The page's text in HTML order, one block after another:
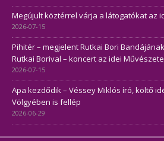
Megújult köztérrel várja a látogatókat az
2026-07-15
Pihitér – megjelent Rutkai Bori
Rutkai Borival – koncert az idei
2026-07-15
Apa kezdődik – Véssey Miklós író, költő
Völgyében is fellép
2026-06-29